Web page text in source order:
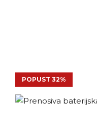
POPUST 32%